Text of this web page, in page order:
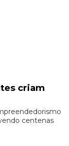
criam
centenas